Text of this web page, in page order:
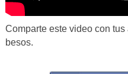
Comparte este video con
besos.